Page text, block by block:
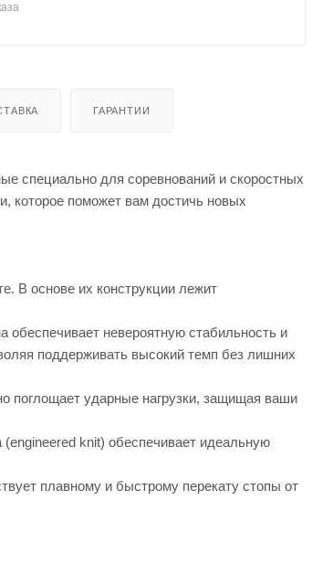
ГАРАНТИИ
специально для соревнований и скоростных
которое поможет вам достичь новых
В основе их конструкции лежит
обеспечивает невероятную стабильность и
поддерживать высокий темп без лишних
поглощает ударные нагрузки, защищая ваши
knit) обеспечивает идеальную
плавному и быстрому перекату стопы от